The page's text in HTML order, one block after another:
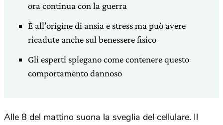
ora continua con la guerra
È all’origine di ansia e stress ma può avere
ricadute anche sul benessere fisico
Gli esperti spiegano come contenere questo
comportamento dannoso
Alle 8 del mattino suona la sveglia del cellulare. Il